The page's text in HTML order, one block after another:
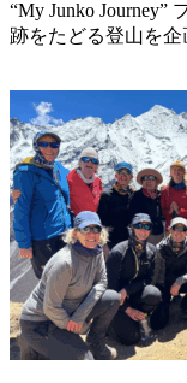
“My Junko Journey”
跡をたどる登山を企